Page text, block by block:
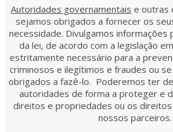
Autoridades governamentais e outras
sejamos obrigados a fornecer os
necessidade. Divulgamos informações
da lei, de acordo com a legislação
estritamente necessário para a
criminosos e ilegítimos e fraudes ou
obrigados a fazê-lo. Poderemos ter
autoridades de forma a proteger e
direitos e propriedades ou os
nossos parceiros.